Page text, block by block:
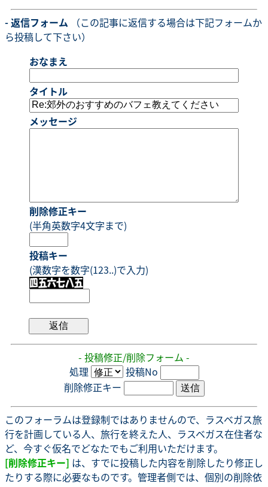
- 返信フォーム （この記事に返信する場合は下記フォームか
ら投稿して下さい）
おなまえ
タイトル
メッセージ
削除修正キー
(半角英数字4文字まで)
投稿キー
(漢数字を数字(123..)で入力)
- 投稿修正/削除フォーム -
処理
投稿No
削除修正キー
このフォーラムは登録制ではありませんので、ラスベガス旅
行を計画している人、旅行を終えた人、ラスベガス在住者な
ど、今すぐ仮名でどなたでもご利用いただけます。
[削除修正キー] は、すでに投稿した内容を削除したり修正し
たりする際に必要なものです。管理者側では、個別の削除依